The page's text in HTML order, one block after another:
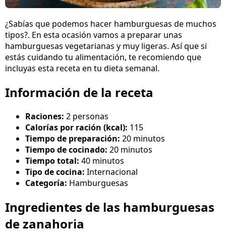
¿Sabías que podemos hacer hamburguesas de muchos
tipos?. En esta ocasión vamos a preparar unas
hamburguesas vegetarianas y muy ligeras. Así que si
estás cuidando tu alimentación, te recomiendo que
incluyas esta receta en tu dieta semanal.
Información de la receta
Raciones: 2 personas
Calorías por ración (kcal): 115
Tiempo de preparación: 20 minutos
Tiempo de cocinado: 20 minutos
Tiempo total: 40 minutos
Tipo de cocina: Internacional
Categoría: Hamburguesas
Ingredientes de las hamburguesas
de zanahoria